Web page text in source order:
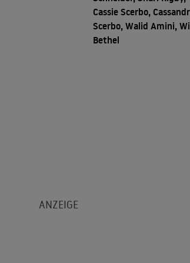
Cassie Scerbo,
Scerbo, Walid Amini,
Bethel